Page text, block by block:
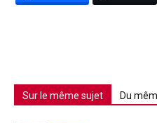
Sur le même sujet Du